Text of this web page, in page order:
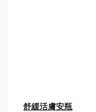
舒緩活膚安瓶